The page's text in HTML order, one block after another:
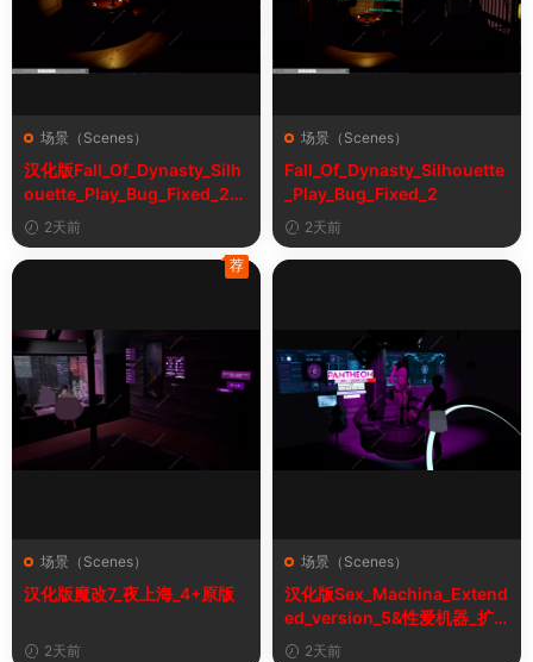
场景（Scenes）
汉化版Fall_Of_Dynasty_Silh
ouette_Play_Bug_Fixed_2&
《王朝陨落》剪影玩法修复版
2天前
场景（Scenes）
Fall_Of_Dynasty_Silhouette
_Play_Bug_Fixed_2
2天前
场景（Scenes）
汉化版魔改7_夜上海_4+原版
2天前
荐
场景（Scenes）
汉化版Sex_Machina_Extend
ed_version_5&性爱机器_扩
展版2天前